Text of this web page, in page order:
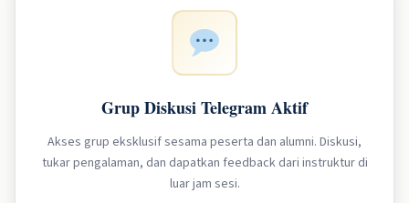
Grup Diskusi Telegram Aktif
Akses grup eksklusif sesama peserta dan alumni. Diskusi,
tukar pengalaman, dan dapatkan feedback dari instruktur di
luar jam sesi.